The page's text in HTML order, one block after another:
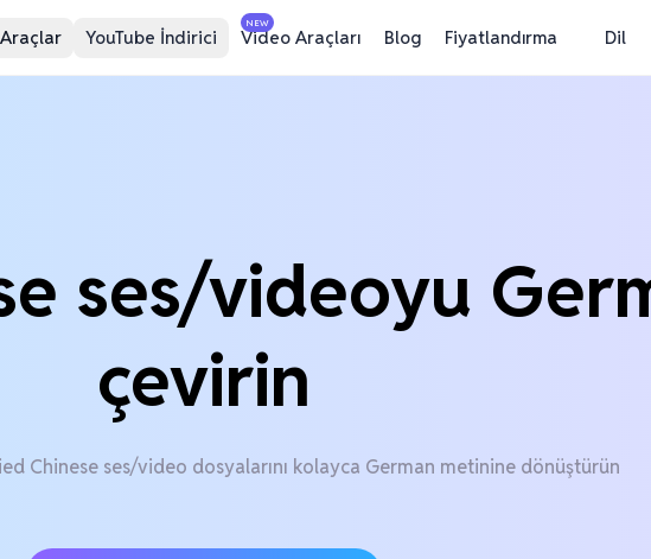
YouTube İndirici
NEW
Video Araçları Blog Fiyatlandırma Dil
ses/videoyu
çevirin
Chinese ses/video dosyalarını kolayca German metinine dönüştürün